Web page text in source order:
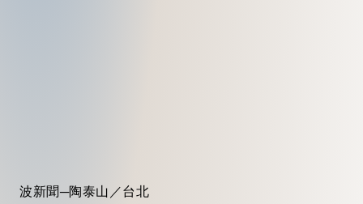
波新聞─陶泰山／台北